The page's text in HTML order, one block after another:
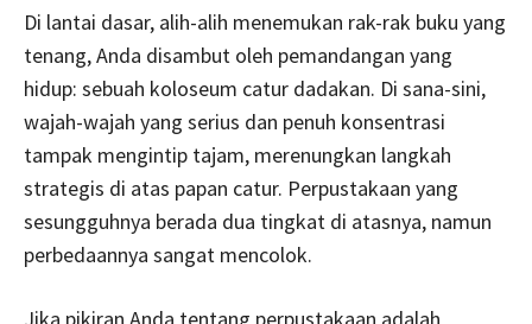
Di lantai dasar, alih-alih menemukan rak-rak buku yang
tenang, Anda disambut oleh pemandangan yang
hidup: sebuah koloseum catur dadakan. Di sana-sini,
wajah-wajah yang serius dan penuh konsentrasi
tampak mengintip tajam, merenungkan langkah
strategis di atas papan catur. Perpustakaan yang
sesungguhnya berada dua tingkat di atasnya, namun
perbedaannya sangat mencolok.